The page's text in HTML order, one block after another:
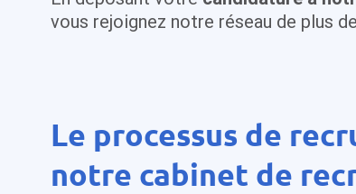
vous rejoignez notre réseau de plus
Le processus de
notre cabinet de